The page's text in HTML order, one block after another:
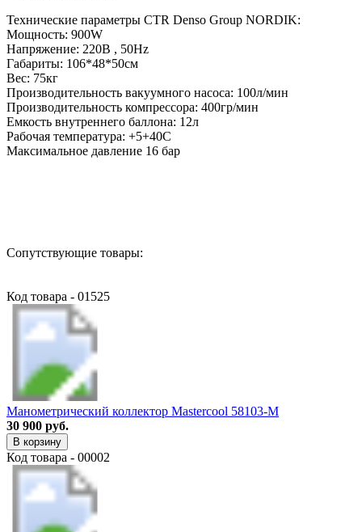
Технические параметры CTR Denso Group NORDIK:
Мощность: 900W
Напряжение: 220В , 50Hz
Габариты: 106*48*50см
Вес: 75кг
Производительность вакуумного насоса: 100л/мин
Производительность компрессора: 400гр/мин
Емкость внутреннего баллона: 12л
Рабочая температура: +5+40С
Максимальное давление 16 бар
Сопутствующие товары:
Код товара - 01525
Манометрический коллектор Mastercool 58103-M
30 900 руб.
В корзину
Код товара - 00002